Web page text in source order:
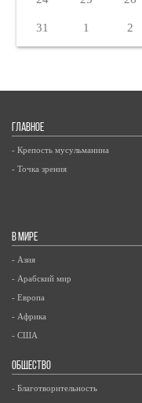
31 1 2
ГЛАВНОЕ
- Крепость мусульманина
- Точка зрения
В МИРЕ
- Азия
- Арабский мир
- Европа
- Африка
- США
ОБЩЕСТВО
- Благотворительность